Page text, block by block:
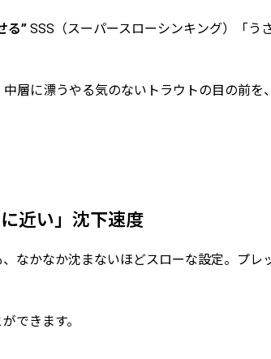
る” SSS（スーパースローシンキング）「う
層に漂うやる気のないトラウトの目の前
近い」沈下速度
なかなか沈まないほどスローな設定。プ
できます。